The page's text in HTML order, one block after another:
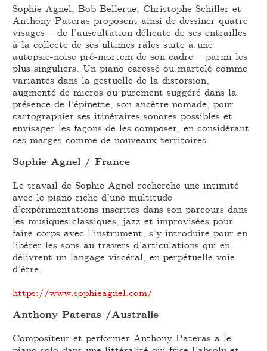
Sophie Agnel, Bob Bellerue, Christophe Schiller et
Anthony Pateras proposent ainsi de dessiner quatre
visages – de l’auscultation délicate de ses entrailles
à la collecte de ses ultimes râles suite à une
autopsie-noise pré-mortem de son cadre – parmi les
plus singuliers. Un piano caressé ou martelé comme
variantes dans la gestuelle de la distorsion,
augmenté de micros ou purement suggéré dans la
présence de l’épinette, son ancêtre nomade, pour
cartographier ses itinéraires sonores possibles et
envisager les façons de les composer, en considérant
ces marges comme de nouveaux territoires.
Sophie Agnel / France
Le travail de Sophie Agnel recherche une intimité
avec le piano riche d’une multitude
d’expérimentations inscrites dans son parcours dans
les musiques classiques, jazz et improvisées pour
faire corps avec l’instrument, s’y introduire pour en
libérer les sons au travers d’articulations qui en
délivrent un langage viscéral, en perpétuelle voie
d’être.
https://www.sophieagnel.com/
Anthony Pateras /Australie
Compositeur et performer Anthony Pateras a le